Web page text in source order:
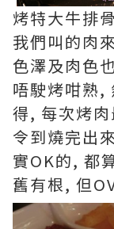
烤特大牛排
我們叫的肉
色澤及肉色
唔駛烤咁熟,
得, 每次烤
令到燒完出
實OK的, 都
舊有根, 但